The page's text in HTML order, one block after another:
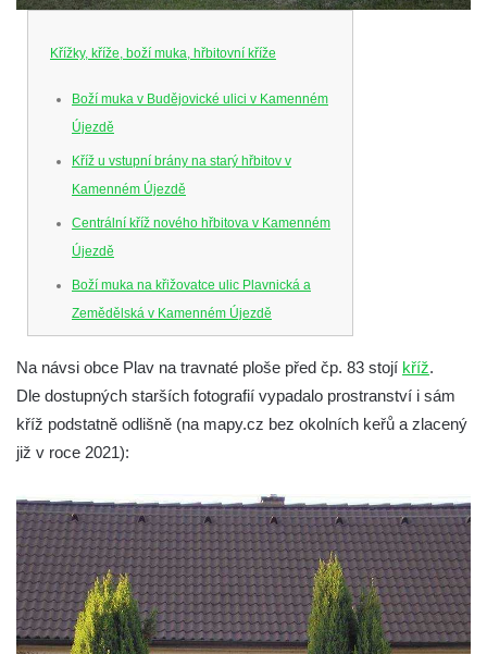
Křížky, kříže, boží muka, hřbitovní kříže
Boží muka v Budějovické ulici v Kamenném
Újezdě
Kříž u vstupní brány na starý hřbitov v
Kamenném Újezdě
Centrální kříž nového hřbitova v Kamenném
Újezdě
Boží muka na křižovatce ulic Plavnická a
Zemědělská v Kamenném Újezdě
v Kamenném Újezdě
Kříž na křižovatce ulic 5. května a Dělnická
v Kamenném Újezdě
Boží muka na křižovatce ulic Latrán a K
Malší ve Velešíně
Centrální kříž hřbitova ve Velešíně
Kříž u kostela svatého Václava ve Velešíně
Kříž u brány na hřbitov ve Velešíně
Na návsi obce Plav na travnaté ploše před čp. 83 stojí kříž.
Dle dostupných starších fotografií vypadalo prostranství i sám
kříž podstatně odlišně (na mapy.cz bez okolních keřů a zlacený
již v roce 2021):